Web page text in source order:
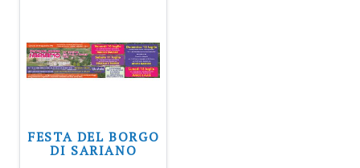
FESTA DEL BORGO
DI SARIANO